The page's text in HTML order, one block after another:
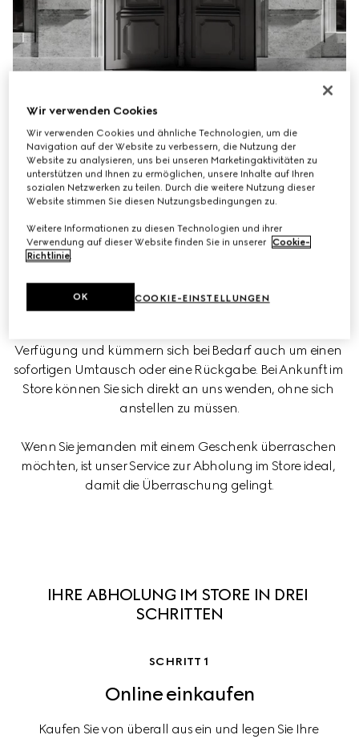
Komfort des Online-Shoppings mit dem persönlichen
Erlebnis, das Sie in unseren Stores erwartet.
Entscheiden Sie selbst, wann und wo Sie Ihre Bestellung
abholen möchten. Unsere Kundenberaterinnen stehen
Verfügung und kümmern sich bei Bedarf auch um einen
sofortigen Umtausch oder eine Rückgabe. Bei Ankunft im
Store können Sie sich direkt an uns wenden, ohne sich
anstellen zu müssen.
Wenn Sie jemanden mit einem Geschenk überraschen
möchten, ist unser Service zur Abholung im Store ideal,
damit die Überraschung gelingt.
IHRE ABHOLUNG IM STORE IN DREI
SCHRITTEN
SCHRITT 1
Online einkaufen
Kaufen Sie von überall aus ein und legen Sie Ihre
Wir verwenden Cookies
Wir verwenden Cookies und ähnliche Technologien, um die
Navigation auf der Website zu verbessern, die Nutzung der
Website zu analysieren, uns bei unseren Marketingaktivitäten zu
unterstützen und Ihnen zu ermöglichen, unsere Inhalte auf Ihren
sozialen Netzwerken zu teilen. Durch die weitere Nutzung dieser
Website stimmen Sie diesen Nutzungsbedingungen zu.
Weitere Informationen zu diesen Technologien und ihrer
Verwendung auf dieser Website finden Sie in unserer Cookie-
Richtlinie.
COOKIE-EINSTELLUNGEN
OK